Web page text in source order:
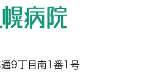
通9丁目南1番1号